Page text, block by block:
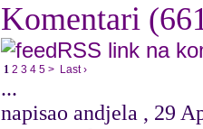
Komentari
RSS link na
1 2 3 4 5 > Last ›
...
napisao andjela , 29